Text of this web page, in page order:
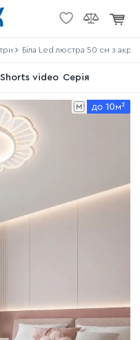
Біла Led люстра 50 см з
Shorts video Серія